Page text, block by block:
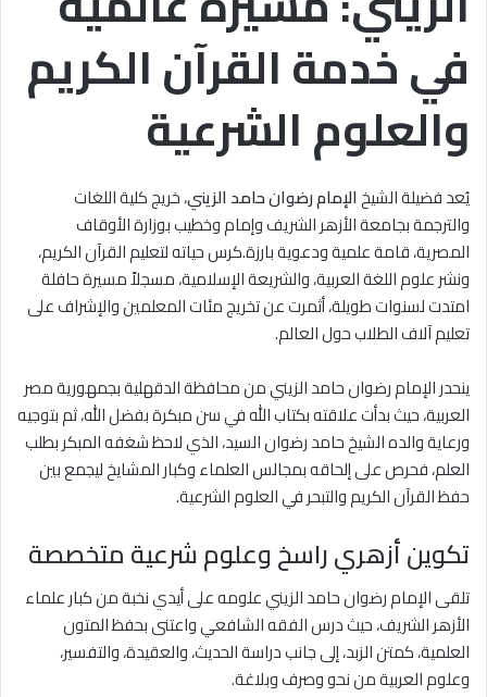
في خدمة القرآن الكريم
والعلوم الشرعية
يُعد فضيلة الشيخالإمام رضوان حامد الزيني، خريج كلية اللغات
والترجمة بجامعة الأزهر الشريف وإمام وخطيب بوزارة الأوقاف
المصرية، قامة علمية ودعوية بارزة.كرس حياته لتعليم القرآن الكريم،
ونشر علوم اللغة العربية، والشريعة الإسلامية، مسجلاً مسيرة حافلة
امتدت لسنوات طويلة، أثمرت عن تخريج مئات المعلمين والإشراف على
تعليم آلاف الطلاب حول العالم.
ينحدر الإمام رضوان حامد الزيني من محافظة الدقهلية بجمهورية مصر
العربية، حيث بدأت علاقته بكتاب الله في سن مبكرة بفضل الله، ثم بتوجيه
ورعاية والده الشيخ حامد رضوان السيد، الذي لاحظ شغفه المبكر بطلب
العلم، فحرص على إلحاقه بمجالس العلماء وكبار المشايخ ليجمع بين
حفظ القرآن الكريم والتبحر في العلوم الشرعية.
تكوين أزهري راسخ وعلوم شرعية متخصصة
تلقى الإمام رضوان حامد الزيني علومه على أيدي نخبة من كبار علماء
الأزهر الشريف، حيث درس الفقه الشافعي واعتنى بحفظ المتون
العلمية، كمتن الزبد، إلى جانب دراسة الحديث، والعقيدة، والتفسير،
وعلوم العربية من نحو وصرف وبلاغة.